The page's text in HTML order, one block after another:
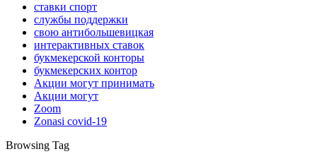
ставки спорт
службы поддержки
свою антибольшевицкая
интерактивных ставок
букмекерской конторы
букмекерских контор
Акции могут принимать
Акции могут
Zoom
Zonasi covid-19
Browsing Tag